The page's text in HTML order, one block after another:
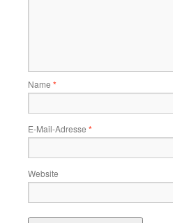
Name *
E-Mail-Adresse *
Website